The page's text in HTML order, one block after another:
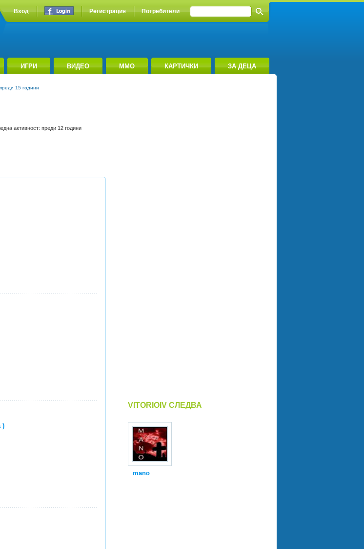
Вход Регистрация Потребители
ИГРИ ВИДЕО MMO КАРТИЧКИ ЗА ДЕЦА
преди 15 години
активност: преди 12 години
)
VITORIOIV СЛЕДВА
mano